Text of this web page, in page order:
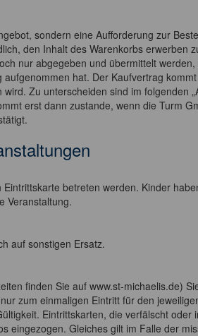
sondern eine Aufforderung zur
den Inhalt des Warenkorbs erwerben
nur abgegeben und übermittelt
hat. Der Kaufvertrag
Zu unterscheiden sind im folgenden
erst dann zustande, wenn die Turm
betreten werden. Kinder
Veranstaltung.
auf sonstigen Ersatz.
finden Sie auf www.st-michaelis.de)
zum einmaligen Eintritt für den
Eintrittskarten, die verfälscht oder
Gleiches gilt im Falle der